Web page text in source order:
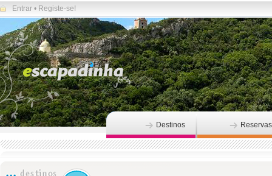
Entrar • Registe-se!
Destinos Reservas